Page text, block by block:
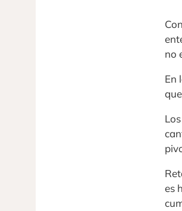
no
En
es